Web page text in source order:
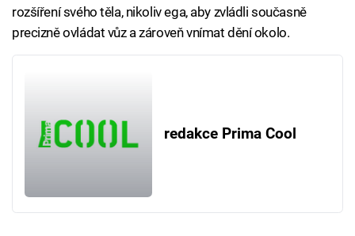
rozšíření svého těla, nikoliv ega, aby zvládli současně
precizně ovládat vůz a zároveň vnímat dění okolo.
redakce Prima Cool